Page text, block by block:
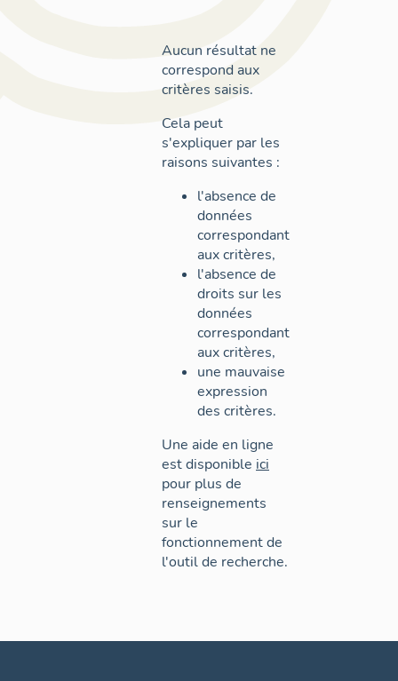
Aucun résultat ne
correspond aux
critères saisis.
Cela peut
s'expliquer par les
raisons suivantes :
l'absence de
données
correspondant
aux critères,
l'absence de
droits sur les
données
correspondant
aux critères,
une mauvaise
expression
des critères.
Une aide en ligne
est disponible ici
pour plus de
renseignements
sur le
fonctionnement de
l'outil de recherche.